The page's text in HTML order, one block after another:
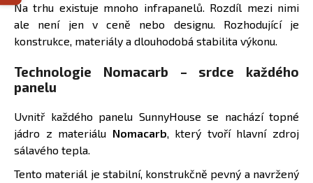
Na trhu existuje mnoho infrapanelů. Rozdíl mezi nimi
ale není jen v ceně nebo designu. Rozhodující je
konstrukce, materiály a dlouhodobá stabilita výkonu.
Technologie Nomacarb – srdce každého
panelu
Uvnitř každého panelu SunnyHouse se nachází topné
jádro z materiálu Nomacarb, který tvoří hlavní zdroj
sálavého tepla.
Tento materiál je stabilní, konstrukčně pevný a navržený
D
o
p
o